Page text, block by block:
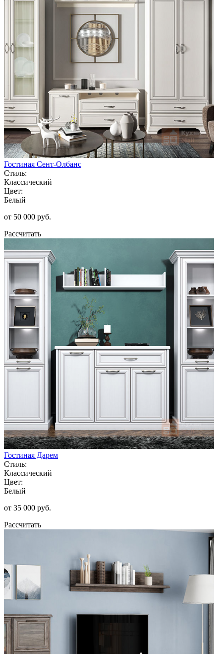
Гостиная Сент-Олбанс
Стиль:
Классический
Цвет:
Белый
от 50 000 руб.
Рассчитать
Гостиная Дарем
Стиль:
Классический
Цвет:
Белый
от 35 000 руб.
Рассчитать